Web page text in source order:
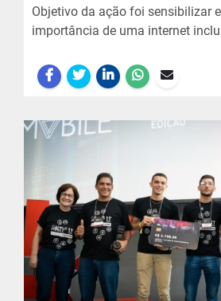
Objetivo da ação foi sensibilizar
importância de uma internet